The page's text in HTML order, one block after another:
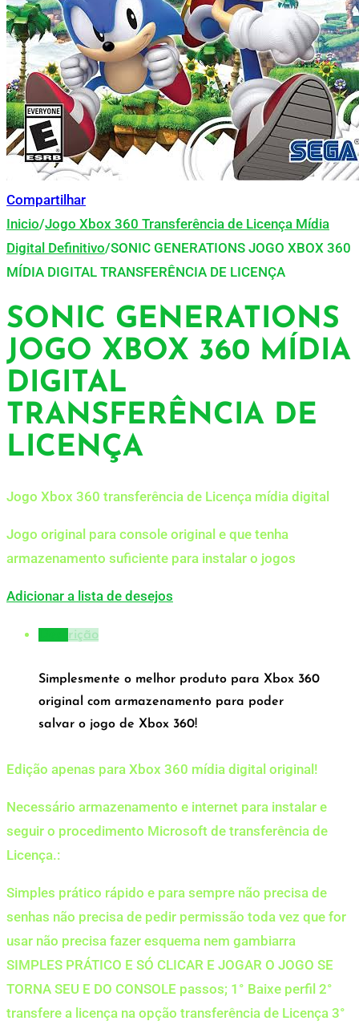
Compartilhar
Inicio/Jogo Xbox 360 Transferência de Licença Mídia
Digital Definitivo/SONIC GENERATIONS JOGO XBOX 360
MÍDIA DIGITAL TRANSFERÊNCIA DE LICENÇA
SONIC GENERATIONS
JOGO XBOX 360 MÍDIA
DIGITAL
TRANSFERÊNCIA DE
LICENÇA
Jogo Xbox 360 transferência de Licença mídia digital
Jogo original para console original e que tenha
armazenamento suficiente para instalar o jogos
Adicionar a lista de desejos
Descrição
Simplesmente o melhor produto para Xbox 360
original com armazenamento para poder
salvar o jogo de Xbox 360!
Edição apenas para Xbox 360 mídia digital original!
Necessário armazenamento e internet para instalar e
seguir o procedimento Microsoft de transferência de
Licença.:
Simples prático rápido e para sempre não precisa de
senhas não precisa de pedir permissão toda vez que for
usar não precisa fazer esquema nem gambiarra
SIMPLES PRÁTICO E SÓ CLICAR E JOGAR O JOGO SE
TORNA SEU E DO CONSOLE passos; 1° Baixe perfil 2°
transfere a licença na opção transferência de Licença 3°